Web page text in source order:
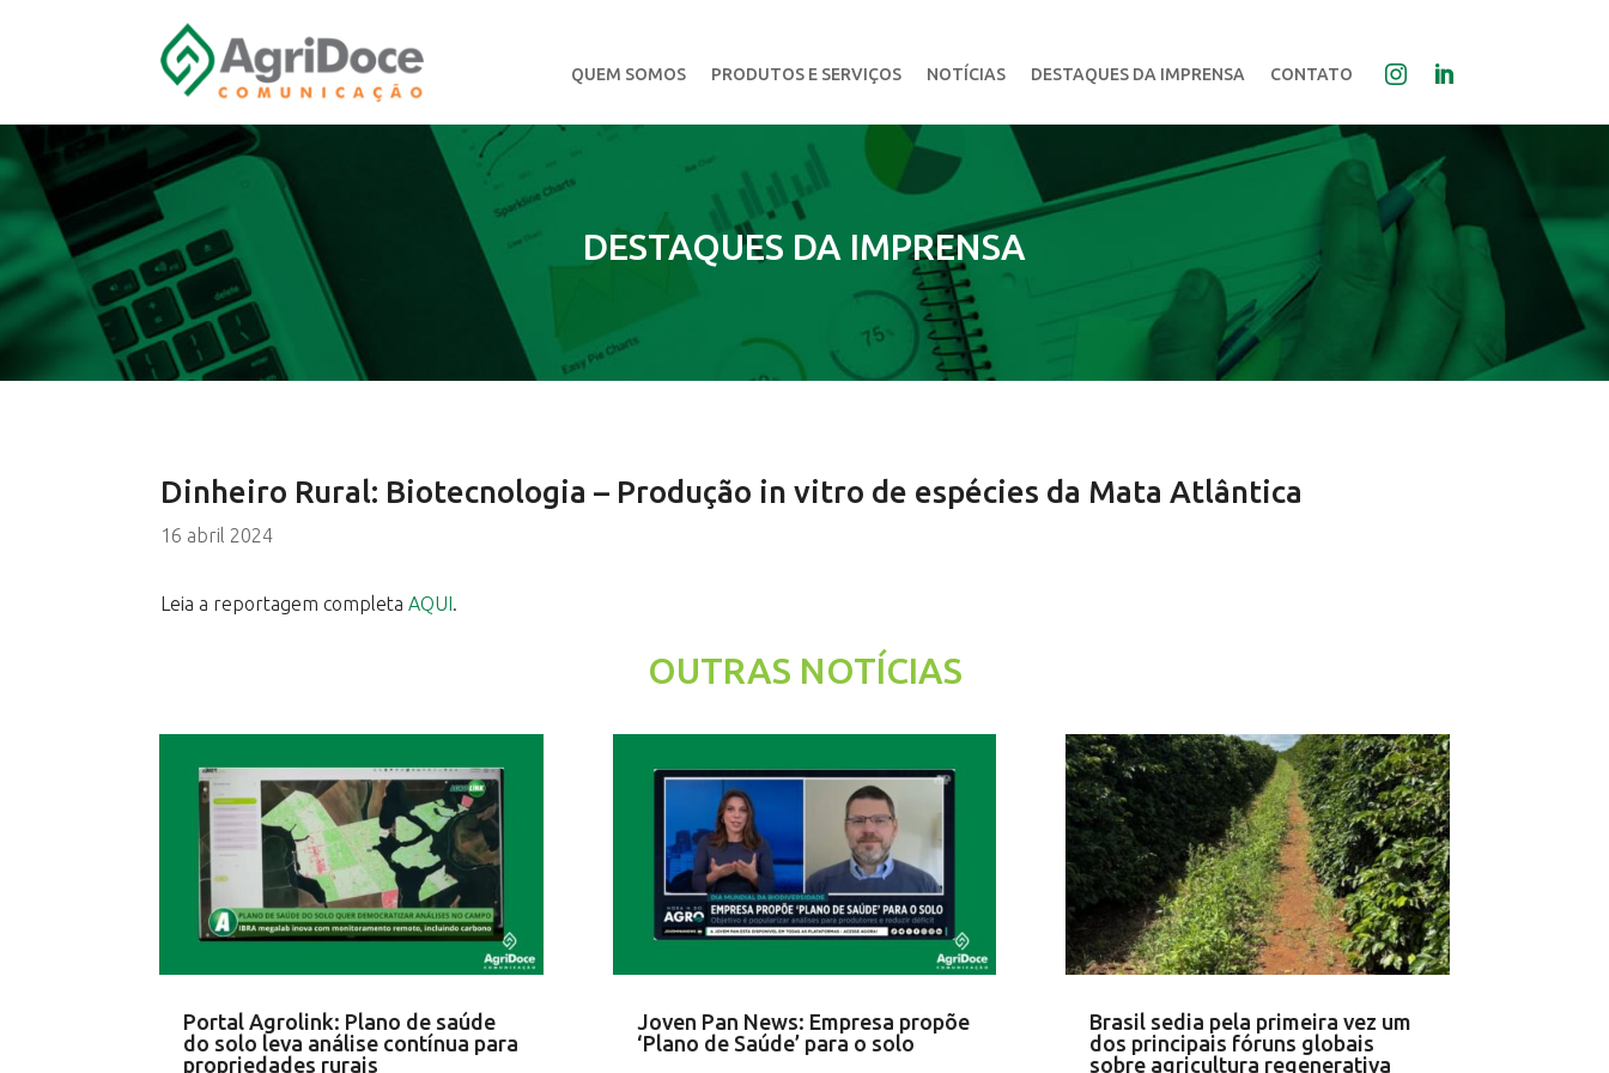
QUEM SOMOS PRODUTOS E SERVIÇOS NOTÍCIAS DESTAQUES DA IMPRENSA CONTATO
DESTAQUES DA IMPRENSA
Dinheiro Rural: Biotecnologia – Produção in vitro de espécies da Mata Atlântica
16 abril 2024
Leia a reportagem completaAQUI.
OUTRAS NOTÍCIAS
Portal Agrolink: Plano de saúde
do solo leva análise contínua para
propriedades rurais
Joven Pan News: Empresa propõe
‘Plano de Saúde’ para o solo
Brasil sedia pela primeira vez um
dos principais fóruns globais
sobre agricultura regenerativa